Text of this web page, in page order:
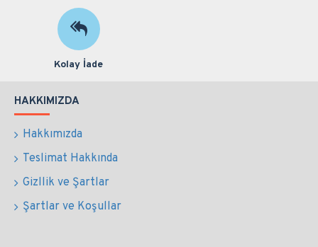
Kolay İade
HAKKIMIZDA
Hakkımızda
Teslimat Hakkında
Gizllik ve Şartlar
Şartlar ve Koşullar